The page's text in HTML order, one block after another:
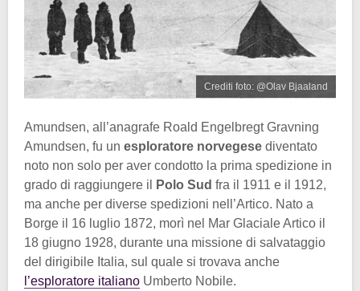
Crediti foto: @Olav Bjaaland
Amundsen, all’anagrafe Roald Engelbregt Gravning
Amundsen, fu un esploratore norvegese diventato
noto non solo per aver condotto la prima spedizione in
grado di raggiungere il
Polo Sud fra il 1911 e il 1912,
ma anche per diverse spedizioni nell’Artico. Nato a
Borge il 16 luglio 1872, morì nel Mar Glaciale Artico il
18 giugno 1928, durante una missione di salvataggio
del dirigibile Italia, sul quale si trovava anche
l’esploratore italiano Umberto Nobile.